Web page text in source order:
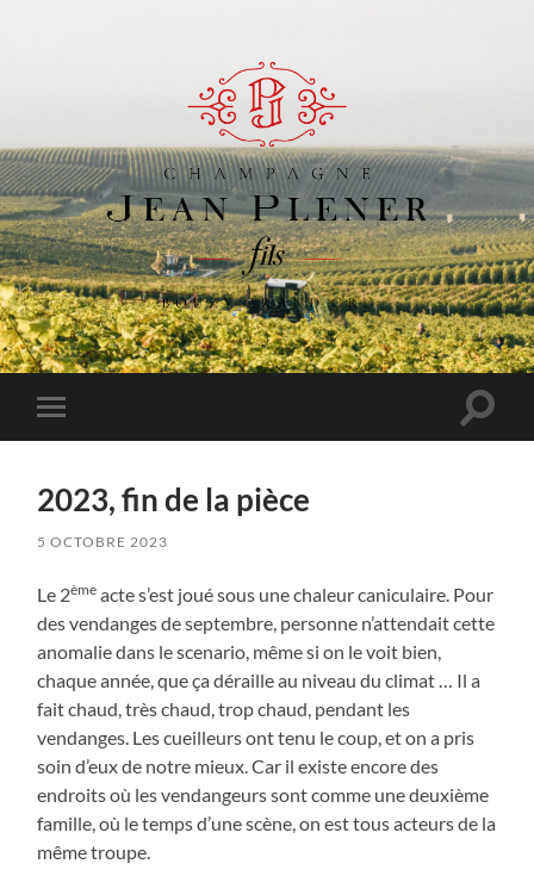
Champagne
Jean
Plener
Toggle
mobile
Toggle
2023, fin de la pièce
5 OCTOBRE 2023
Le 2ème acte s’est joué sous une chaleur caniculaire. Pour
des vendanges de septembre, personne n’attendait cette
anomalie dans le scenario, même si on le voit bien,
chaque année, que ça déraille au niveau du climat … Il a
fait chaud, très chaud, trop chaud, pendant les
vendanges. Les cueilleurs ont tenu le coup, et on a pris
soin d’eux de notre mieux. Car il existe encore des
endroits où les vendangeurs sont comme une deuxième
famille, où le temps d’une scène, on est tous acteurs de la
même troupe.